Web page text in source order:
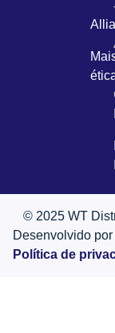
Allia
© 2025 WT
Desenvolvido por
Política de